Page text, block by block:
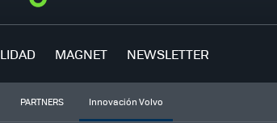
MAGNET NEWSLETTER
PARTNERS Innovación Volvo